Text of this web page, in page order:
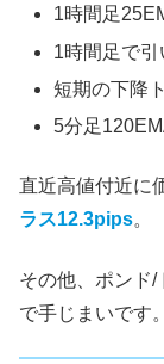
1時間足
1時間足で
短期の下降
5分足
直近高値付近に
ラス12.3pips。
その他、ポンド
で手じまいです。